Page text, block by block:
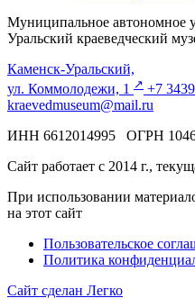
Муниципальное автономное
Уральский краеведческий
Каменск-Уральский,
ул. Коммолодежи, 1 ↗️ +7
kraevedmuseum@mail.ru
ИНН 6612014995 ОГРН
Сайт работает с 2014 г.,
При использовании
на этот сайт
Пользовательское
Политика
Сайт сделан Легко